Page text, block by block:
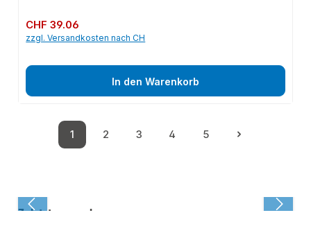
Regulärer Preis:
CHF 39.06
zzgl. Versandkosten nach CH
In den Warenkorb
Seite
1
Seite
2
Seite
3
Seite
4
Seite
5
Zuletzt angesehen: